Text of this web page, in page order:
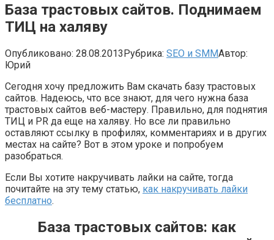
База трастовых сайтов. Поднимаем
ТИЦ на халяву
Опубликовано: 28.08.2013Рубрика: SEO и SMMАвтор:
Юрий
Сегодня хочу предложить Вам скачать базу трастовых
сайтов. Надеюсь, что все знают, для чего нужна база
трастовых сайтов веб-мастеру. Правильно, для поднятия
ТИЦ и PR да еще на халяву. Но все ли правильно
оставляют ссылку в профилях, комментариях и в других
местах на сайте? Вот в этом уроке и попробуем
разобраться.
Если Вы хотите накручивать лайки на сайте, тогда
почитайте на эту тему статью, как накручивать лайки
бесплатно.
База трастовых сайтов: как